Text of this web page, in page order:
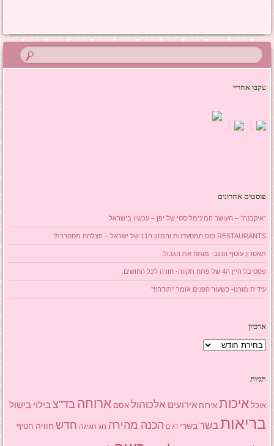
עקבו אחריי
פוסטים אחרונים
"איקבנה" – העושר המינימליסטי של יפן – עכשיו בישראל.
RESTAURANTS כנס המסעדנות והמזון ה11 של ישראל – הצלחה מסחררת!
תאטרון עוטף הנגב- מותח את הגבול.
פסטיבל היין ה4 של פתח תקווה- חוויה לכל החושים.
עידית מורנו- כשעור הפנים אומר "תודה!!"
ארכיון
ארכיון
תגיות
אוכל איכות אירוח אירועים אלכוהול אסם ארוחה בד"צ בילוי בישול
בריאותבשר בשרי דגים הכנה מהירה חג חגיגה חדש חוויה חטיף